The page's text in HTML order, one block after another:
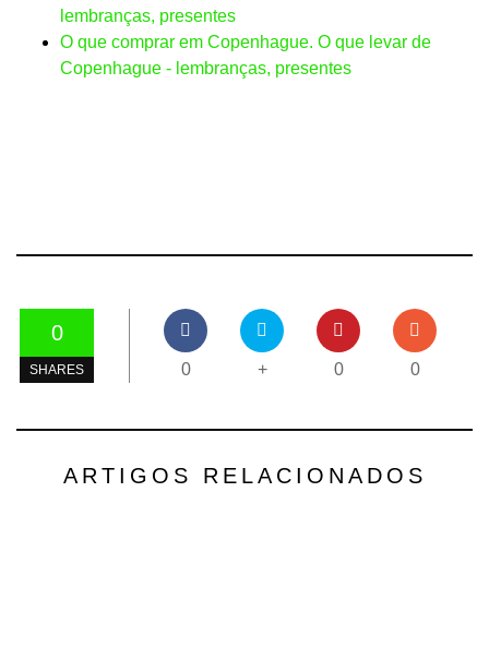
lembranças, presentes
O que comprar em Copenhague. O que levar de
Copenhague - lembranças, presentes
0
SHARES 0 + 0 0
ARTIGOS RELACIONADOS